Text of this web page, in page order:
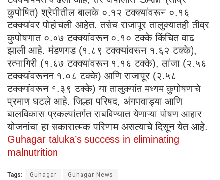
कुपोषित) श्रेणीतील बालके ०.१२ टक्क्यांवरून ०.१६
टक्क्यांवर पोहोचली आहेत. तसेच राजापूर तालुक्यातही तीव्र
कुपोषणात ०.०७ टक्क्यांवरून ०.१० टक्के किंचित वाढ
झाली आहे. मंडणगड (१.८९ टक्क्यांवरून १.६२ टक्के),
रत्नागिरी (१.६७ टक्क्यांवरून १.१६ टक्के), लांजा (२.५६
टक्क्यांवरूनन १.०८ टक्के) आणि राजापूर (२.५८
टक्क्यांवरून १.३९ टक्के) या तालुक्यांत मध्यम कुपोषणाचे
प्रमाण घटले आहे. जिल्हा परिषद, अंगणवाड्या आणि
बालविकास प्रकल्पांतर्गत राबविण्यात येणाऱ्या पोषण आहार
योजनांचा हा सकारात्मक परिणाम असल्याचे दिसून येत आहे.
Guhagar taluka’s success in eliminating
malnutrition
Tags: Guhagar Guhagar News